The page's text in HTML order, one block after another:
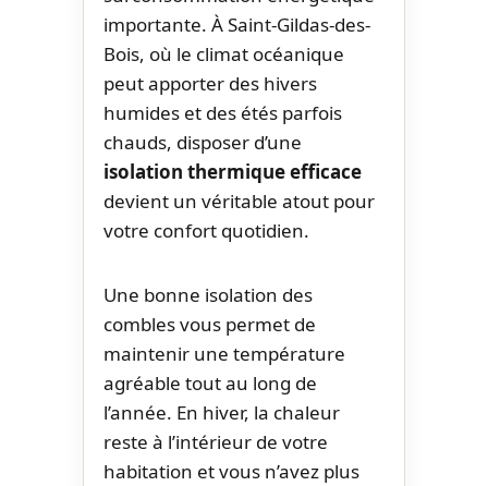
importante. À Saint-Gildas-des-
Bois, où le climat océanique
peut apporter des hivers
humides et des étés parfois
chauds, disposer d’une
isolation thermique efficace
devient un véritable atout pour
votre confort quotidien.
Une bonne isolation des
combles vous permet de
maintenir une température
agréable tout au long de
l’année. En hiver, la chaleur
reste à l’intérieur de votre
habitation et vous n’avez plus